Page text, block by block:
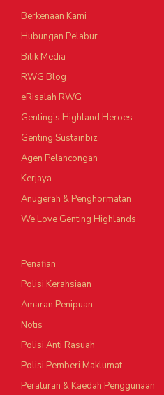
Berkenaan Kami
Hubungan Pelabur
Bilik Media
RWG Blog
eRisalah RWG
Genting’s Highland Heroes
Genting Sustainbiz
Agen Pelancongan
Kerjaya
Anugerah & Penghormatan
We Love Genting Highlands
Penafian
Polisi Kerahsiaan
Amaran Penipuan
Notis
Polisi Anti Rasuah
Polisi Pemberi Maklumat
Peraturan & Kaedah Penggunaan